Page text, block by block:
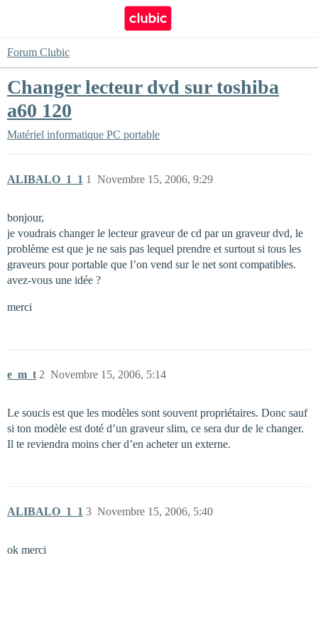
Forum Clubic
Changer lecteur dvd sur toshiba
a60 120
Matériel informatique PC portable
ALIBALO_1_1 Novembre 15, 2006, 9:29
1
bonjour,
je voudrais changer le lecteur graveur de cd par un graveur dvd, le
problème est que je ne sais pas lequel prendre et surtout si tous les
graveurs pour portable que l’on vend sur le net sont compatibles.
avez-vous une idée ?
merci
e_m_t Novembre 15, 2006, 5:14
2
Le soucis est que les modèles sont souvent propriétaires. Donc sauf
si ton modèle est doté d’un graveur slim, ce sera dur de le changer.
Il te reviendra moins cher d’en acheter un externe.
ALIBALO_1_1 Novembre 15, 2006, 5:40
3
ok merci